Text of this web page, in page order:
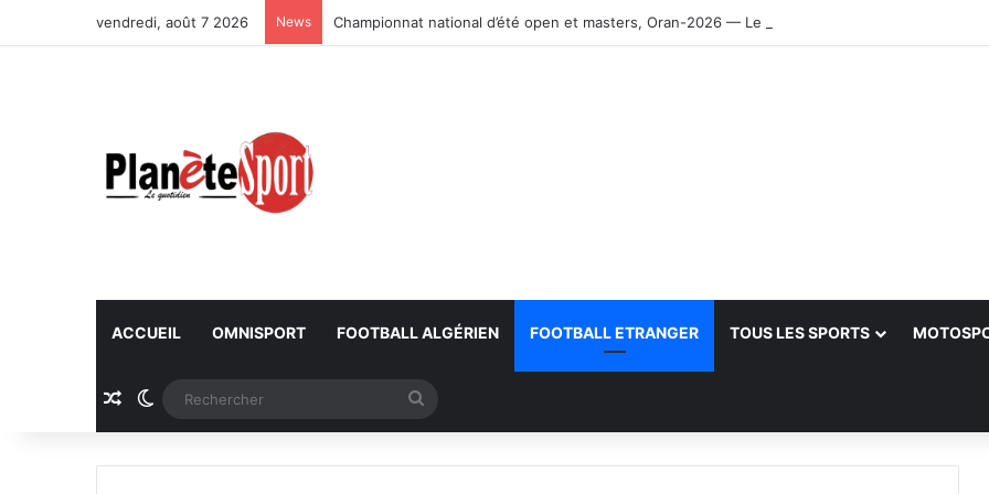
vendredi, août 7 2026 News Championnat national d’été open et masters, Oran-2026 — Le CRB s’adjuge le titre
ACCUEIL OMNISPORT FOOTBALL ALGÉRIEN FOOTBALL ETRANGER TOUS LES SPORTS
Article Aléatoire
Switch skin